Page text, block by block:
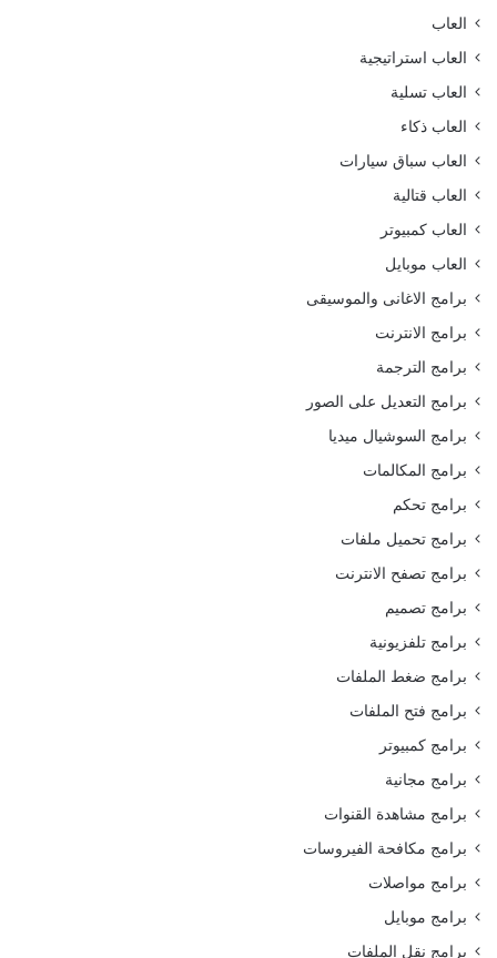
العاب
العاب استراتيجية
العاب تسلية
العاب ذكاء
العاب سباق سيارات
العاب قتالية
العاب كمبيوتر
العاب موبايل
برامج الاغانى والموسيقى
برامج الانترنت
برامج الترجمة
برامج التعديل على الصور
برامج السوشيال ميديا
برامج المكالمات
برامج تحكم
برامج تحميل ملفات
برامج تصفح الانترنت
برامج تصميم
برامج تلفزيونية
برامج ضغط الملفات
برامج فتح الملفات
برامج كمبيوتر
برامج مجانية
برامج مشاهدة القنوات
برامج مكافحة الفيروسات
برامج مواصلات
برامج موبايل
برامج نقل الملفات